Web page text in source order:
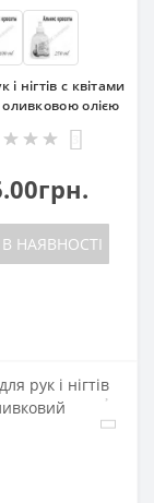
і нігтів c квітами
олією
НАЯВНОСТІ